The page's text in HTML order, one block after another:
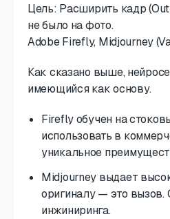
Цель: Расширить кадр
не было на фото.
Adobe Firefly, Midjourney
Как сказано выше,
имеющийся как основу.
Firefly обучен на
использовать в
уникальное
Midjourney выдает
оригиналу — это вызов.
инжиниринга.